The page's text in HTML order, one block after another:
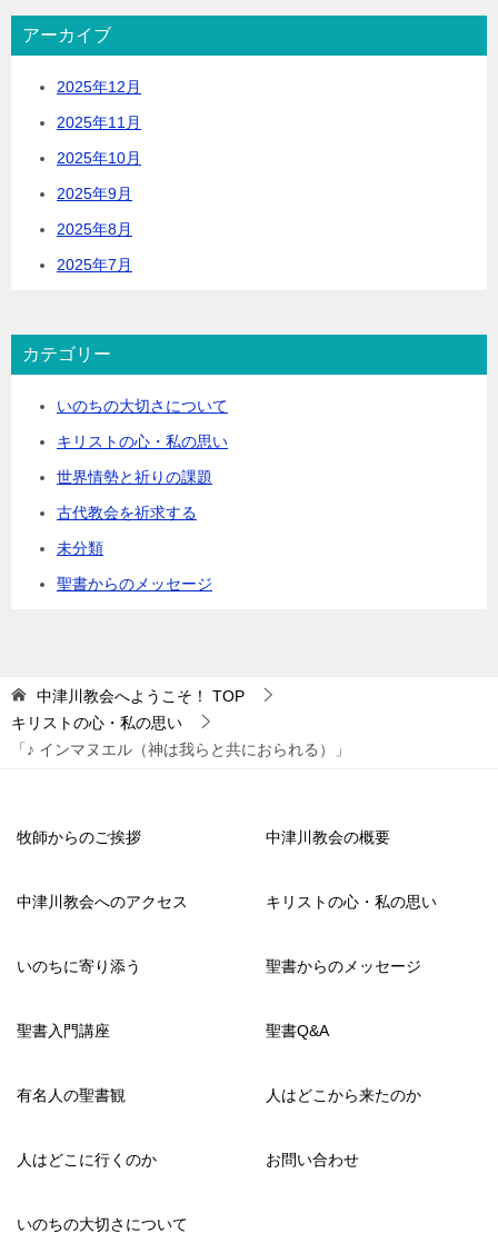
アーカイブ
2025年12月
2025年11月
2025年10月
2025年9月
2025年8月
2025年7月
カテゴリー
いのちの大切さについて
キリストの心・私の思い
世界情勢と祈りの課題
古代教会を祈求する
未分類
聖書からのメッセージ
中津川教会へようこそ！
TOP
キリストの心・私の思い
「♪ インマヌエル（神は我らと共におられる）」
牧師からのご挨拶 中津川教会の概要
中津川教会へのアクセス キリストの心・私の思い
いのちに寄り添う 聖書からのメッセージ
聖書入門講座 聖書Q&A
有名人の聖書観 人はどこから来たのか
人はどこに行くのか お問い合わせ
いのちの大切さについて